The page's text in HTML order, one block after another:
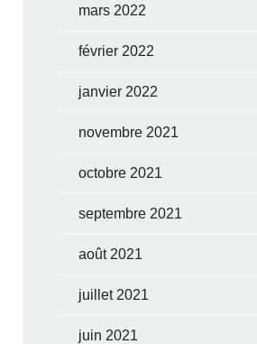
mars 2022
février 2022
janvier 2022
novembre 2021
octobre 2021
septembre 2021
août 2021
juillet 2021
juin 2021